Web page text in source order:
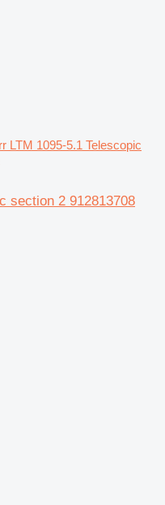
LTM 1095-5.1 Telescopic
section 2 912813708